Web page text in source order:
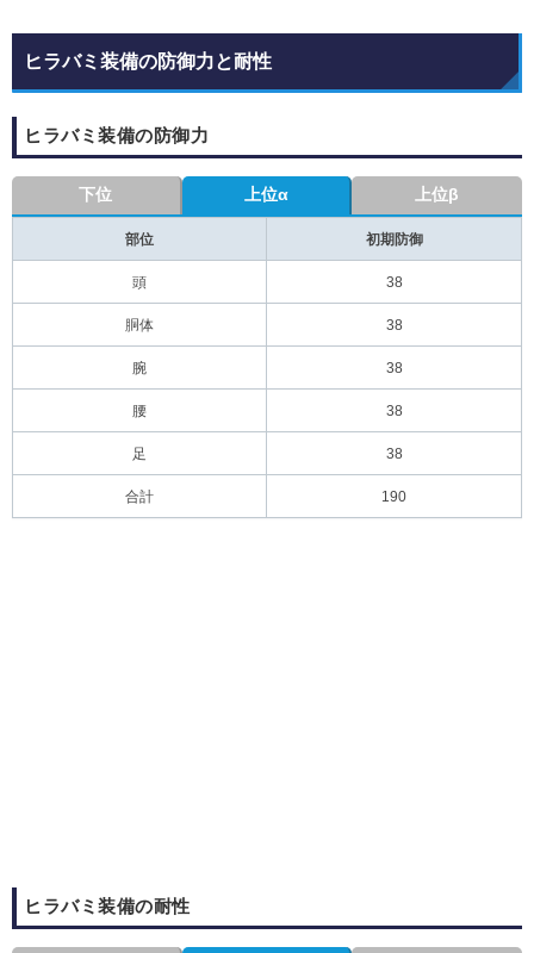
ヒラバミ装備の防御力と耐性
ヒラバミ装備の防御力
下位 上位α 上位β
部位 初期防御
頭 38
胴体 38
腕 38
腰 38
足 38
合計 190
ヒラバミ装備の耐性